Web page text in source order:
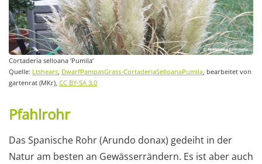
Cortaderia selloana ‘Pumila’
Quelle: Ltshears, DwarfPampasGrass-CortaderiaSelloanaPumila, bearbeitet von
gartenrat (MKr), CC BY-SA 3.0
Pfahlrohr
Das Spanische Rohr (Arundo donax) gedeiht in der
Natur am besten an Gewässerrändern. Es ist aber auch